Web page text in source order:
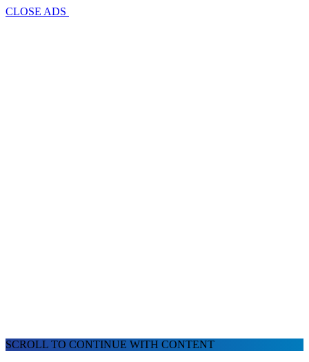
CLOSE ADS
SCROLL TO CONTINUE WITH CONTENT